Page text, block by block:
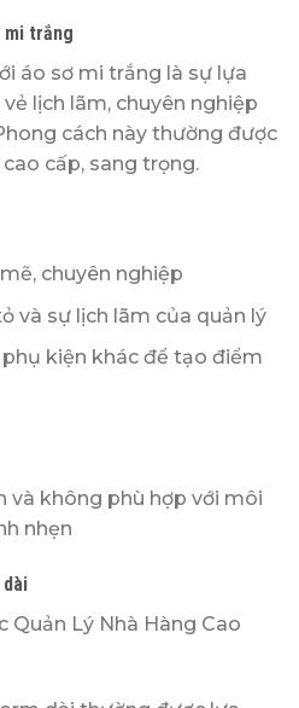
mi trắng
áo sơ mi trắng là sự lựa
lịch lãm, chuyên nghiệp
cách này thường được
cấp, sang trọng.
chuyên nghiệp
và sự lịch lãm của quản lý
kiện khác để tạo điểm
và không phù hợp với môi
nhẹn